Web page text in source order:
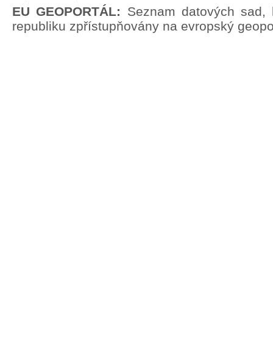
EU GEOPORTÁL: Seznam datových
republiku zpřístupňovány na evropský